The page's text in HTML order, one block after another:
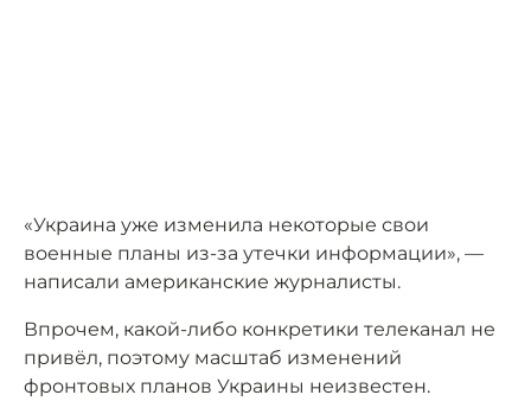
«Украина уже изменила некоторые свои
военные планы из-за утечки информации», —
написали американские журналисты.
Впрочем, какой-либо конкретики телеканал не
привёл, поэтому масштаб изменений
фронтовых планов Украины неизвестен.